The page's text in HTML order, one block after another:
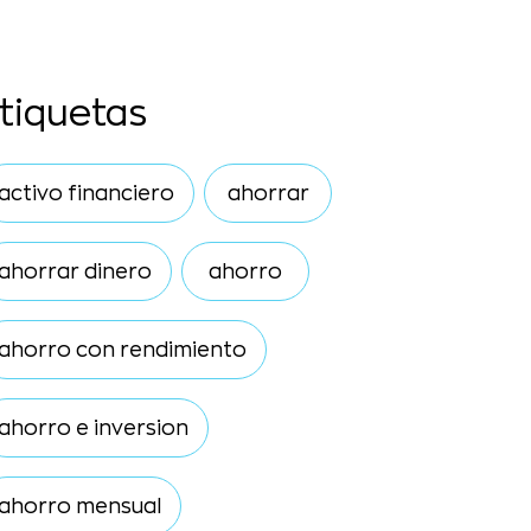
financiero ahorrar
dinero ahorro
con rendimiento
e inversion
mensual